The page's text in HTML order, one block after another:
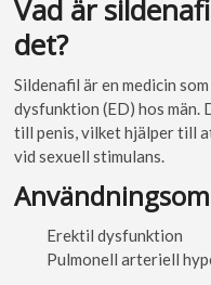
Vad är
det?
Sildenafil är en medicin
dysfunktion (ED) hos
till penis, vilket hjälper till
vid sexuell stimulans.
Erektil dysfunktion
Pulmonell arteriell